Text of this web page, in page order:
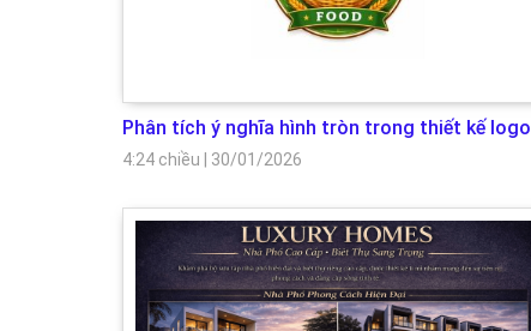
Phân tích ý nghĩa hình tròn trong thiết kế logo
4:24 chiều 30/01/2026